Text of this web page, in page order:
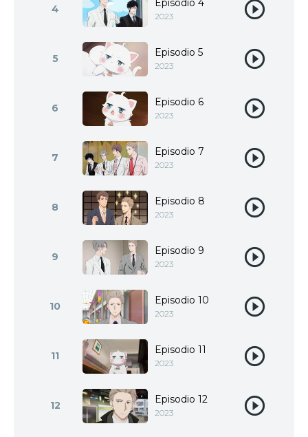
4 Episodio 4
2023
5 Episodio 5
2023
6 Episodio 6
2023
7 Episodio 7
2023
8 Episodio 8
2023
9 Episodio 9
2023
10 Episodio 10
2023
11 Episodio 11
2023
12 Episodio 12
2023